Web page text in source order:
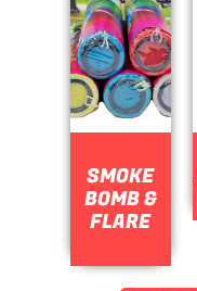
SMOKE
BOMB &
FLARE